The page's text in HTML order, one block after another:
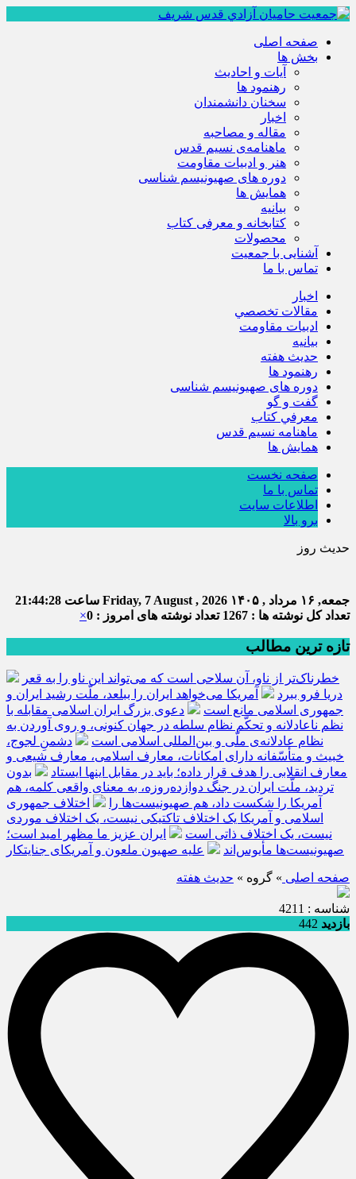
صفحه اصلی
بخش ها
آیات و احادیث
رهنمود ها
سخنان دانشمندان
اخبار
مقاله و مصاحبه
ماهنامه‌ی نسیم قدس
هنر و ادبیات مقاومت
دوره های صهیونیسم شناسی
همايش ها
بيانيه
کتابخانه و معرفی کتاب
محصولات
آشنایی با جمعیت
تماس با ما
اخبار
مقالات تخصصي
ادبيات مقاومت
بيانيه
حديث هفته
رهنمود ها
دوره های صهیونیسم شناسی
گفت و گو
معرفي كتاب
ماهنامه نسيم قدس
همايش ها
صفحه نخست
تماس با ما
اطلاعات سایت
برو بالا
حدیث روز
جمعه, ۱۶ مرداد , ۱۴۰۵ Friday, 7 August , 2026 ساعت 21:44:29
تعداد کل نوشته ها : 1267
تعداد نوشته های امروز : 0 ×
تازه ترین مطالب
خطرناک‌تر از ناو، آن سلاحی است که می‌تواند این ناو را به قعر
دریا فرو ببرد
آمریکا می‌خواهد ایران را ببلعد، ملّت رشید ایران و
جمهوری اسلامی مانع است
دعوی بزرگ ایران اسلامی مقابله با
نظم ناعادلانه و تحکّم نظام سلطه در جهان کنونی، و روی آوردن به
نظام عادلانه‌ی ملّی و بین‌المللی اسلامی است
دشمنِ لجوج،
خبیث و متأسّفانه دارای امکانات، معارف اسلامی، معارف شیعی و
معارف انقلابی را هدف قرار داده؛ باید در مقابل اینها ایستاد
بدون
تردید، ملّت ایران در جنگ دوازده‌روزه، به معنای واقعی کلمه، هم
آمریکا را شکست داد، هم صهیونیست‌ها را
اختلاف جمهوری
اسلامی و آمریکا یک اختلاف تاکتیکی نیست، یک اختلاف موردی
نیست، یک اختلاف ذاتی است
ایران عزیز ما مظهر امید است؛
صهیونیست‌ها مأیوس‌اند
علیه صهیون ملعون و آمریکای جنایتکار
صفحه اصلی » گروه » حديث هفته
شناسه : 4211
بازدید 442